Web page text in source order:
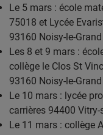
Le 5 mars : école
75018 et Lycée
93160 Noisy-le-Grand
Les 8 et 9 mars :
collège le Clos St
93160 Noisy-le-Grand
Le 10 mars : lycée
carrières 94400 Vitry-
Le 11 mars : collège